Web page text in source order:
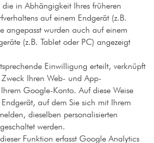
die in Abhängigkeit Ihres früheren
auf einem Endgerät (z.B.
angepasst wurden auch auf einem
(z.B. Tablet oder PC) angezeigt
Einwilligung erteilt, verknüpft
Ihren Web- und App-
Google-Konto. Auf diese Weise
auf dem Sie sich mit Ihrem
dieselben personalisierten
werden.
Funktion erfasst Google Analytics